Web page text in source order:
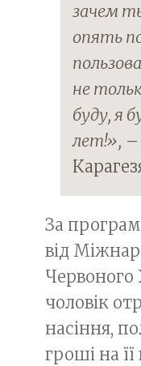
зачем
опять
польз
не
буду, я
лет!», –
За
від
Червоного
чоловік
насіння,
гроші на